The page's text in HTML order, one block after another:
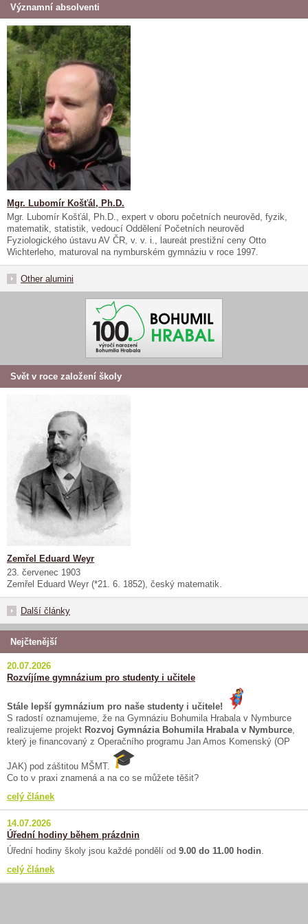
Významní absolventi
Mgr. Lubomír Košťál, Ph.D.
Mgr. Lubomír Košťál, Ph.D., expert v oboru početních neurověd, fyzik,
matematik, statistik, vedoucí Oddělení Početních neurověd
Fyziologického ústavu AV ČR, v. v. i., laureát prestižní ceny Otto
Wichterleho, maturoval na nymburském gymnáziu v roce 1997.
Other alumini
Svět v roce založení školy
Zemřel Eduard Weyr
23. červenec 1903
Zemřel Eduard Weyr (*21. 6. 1852), český matematik.
Další články
Nejčtenější
20.07.2026
Rozvíjíme gymnázium pro studenty i učitele
Stále lepší gymnázium pro naše studenty i učitele!
S radostí oznamujeme, že na Gymnáziu Bohumila Hrabala v Nymburce
realizujeme projekt Rozvoj Gymnázia Bohumila Hrabala v Nymburce
který je financovaný z Operačního programu Jan Amos Komenský (OP
JAK) pod záštitou MŠMT.
Co to v praxi znamená a na co se můžete těšit?
celý článek
14.07.2026
Úřední hodiny během prázdnin
Úřední hodiny školy jsou každé pondělí od 9.00 do 11.00 hodin
celý článek